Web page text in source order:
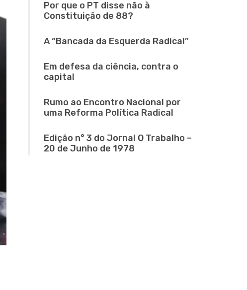
Por que o PT disse não à
Constituição de 88?
A “Bancada da Esquerda Radical”
Em defesa da ciência, contra o
capital
Rumo ao Encontro Nacional por
uma Reforma Política Radical
Edição n° 3 do Jornal O Trabalho –
20 de Junho de 1978